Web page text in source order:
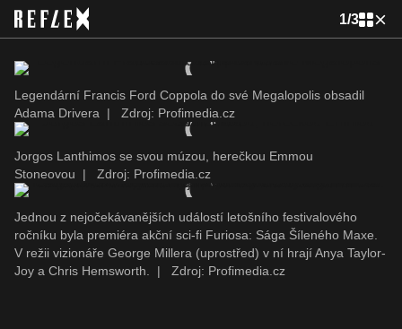
1/3
Legendární Francis Ford Coppola do své Megalopolis obsadil
Adama Drivera
| Zdroj: Profimedia.cz
Jorgos Lanthimos se svou múzou, herečkou Emmou
Stoneovou
| Zdroj: Profimedia.cz
Jednou z nejočekávanějších událostí letošního festivalového
ročníku byla premiéra akční sci-fi Furiosa: Sága Šíleného Maxe.
V režii vizionáře George Millera (uprostřed) v ní hrají Anya Taylor-
Joy a Chris Hemsworth.
| Zdroj: Profimedia.cz